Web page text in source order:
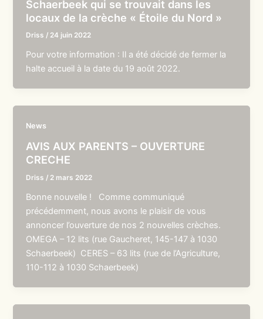
Schaerbeek qui se trouvait dans les
locaux de la crèche « Étoile du Nord »
Driss / 24 juin 2022
Pour votre information : Il a été décidé de fermer la
halte accueil à la date du 19 août 2022.
News
AVIS AUX PARENTS – OUVERTURE
CRECHE
Driss / 2 mars 2022
Bonne nouvelle ! Comme communiqué
précédemment, nous avons le plaisir de vous
annoncer l’ouverture de nos 2 nouvelles crèches.
OMEGA – 12 lits (rue Gaucheret, 145-147 à 1030
Schaerbeek) CERES – 63 lits (rue de l’Agriculture,
110-112 à 1030 Schaerbeek)